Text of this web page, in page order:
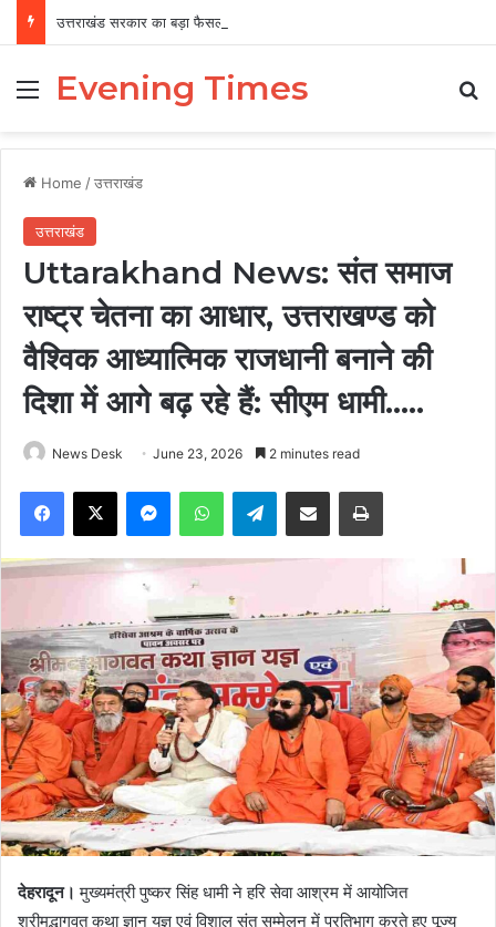
MenuEvening Times
Home /उत्तराखंड
उत्तराखंड
Uttarakhand News: संत समाज
राष्ट्र चेतना का आधार, उत्तराखण्ड को
वैश्विक आध्यात्मिक राजधानी बनाने की
दिशा में आगे बढ़ रहे हैं: सीएम धामी…..
News Desk June 23, 2026 2 minutes read
Facebook
X MessengerWhatsAppTelegramShare via Email Print
देहरादून।मुख्यमंत्री पुष्कर सिंह धामी ने हरि सेवा आश्रम में आयोजित
श्रीमद्भागवत कथा ज्ञान यज्ञ एवं विशाल संत सम्मेलन में प्रतिभाग करते हुए पूज्य